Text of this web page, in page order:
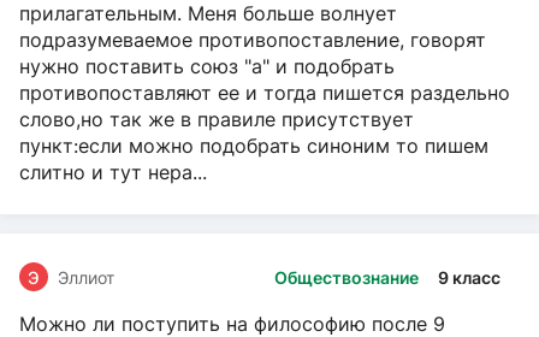
прилагательным. Меня больше волнует
подразумеваемое противопоставление, говорят
нужно поставить союз "а" и подобрать
противопоставляют ее и тогда пишется раздельно
слово,но так же в правиле присутствует
пункт:если можно подобрать синоним то пишем
слитно и тут нера...
Обществознание 9 класс
Э Эллиот
Можно ли поступить на философию после 9